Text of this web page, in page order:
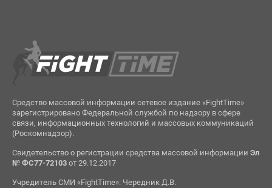
Средство массовой информации сетевое издание «FightTime»
зарегистрировано Федеральной службой по надзору в сфере
связи, информационных технологий и массовых коммуникаций
(Роскомнадзор).
Свидетельство о регистрации средства массовой информации Эл
№ ФС77-72103от 29.12.2017
Учредитель СМИ «FightTime»: Чередник Д.В.